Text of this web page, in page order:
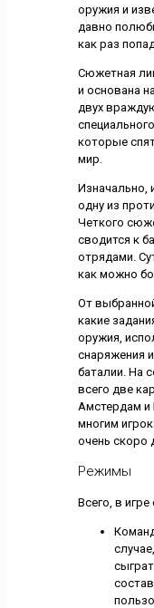
оружия и
давно
как раз
Сюжетная
и основана
двух
которые
мир.
Изначально,
одну из
Четкого
сводится к
отрядами.
как можно
От
какие
оружия,
снаряжения
баталии. На
всего две
Амстердам и
многим
очень скоро
Режимы
Всего, в